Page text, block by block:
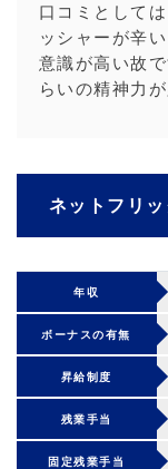
口コミとして
ッシャーが辛
意識が高い故
らいの精神力
ネットフリ
年収
ボーナスの有無
昇給制度
残業手当
固定残業手当